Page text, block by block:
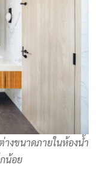
างขนาดภายในห้องน้ำ
น้อย